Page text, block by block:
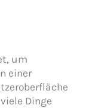
um
einer
Dinge